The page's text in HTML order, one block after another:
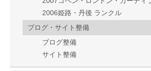
2006姫路・丹後 ランクル
ブログ・サイト整備
ブログ整備
サイト整備